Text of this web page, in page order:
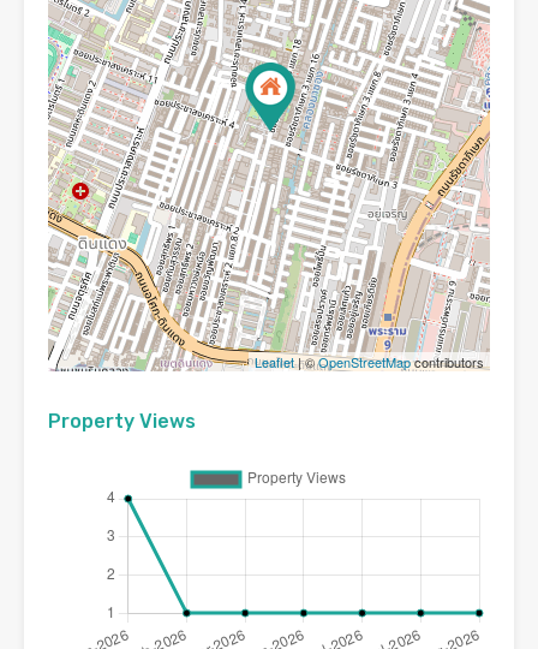
Leaflet| ©OpenStreetMapcontributors
Property Views